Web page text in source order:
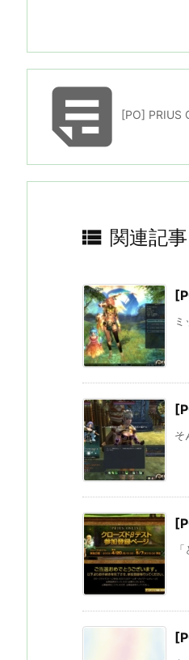
[PO] PRIUS
 関連記事
そ